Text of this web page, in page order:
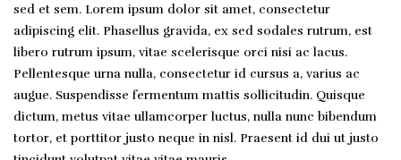
sed et sem. Lorem ipsum dolor sit amet, consectetur
adipiscing elit. Phasellus gravida, ex sed sodales rutrum, est
libero rutrum ipsum, vitae scelerisque orci nisi ac lacus.
Pellentesque urna nulla, consectetur id cursus a, varius ac
augue. Suspendisse fermentum mattis sollicitudin. Quisque
dictum, metus vitae ullamcorper luctus, nulla nunc bibendum
tortor, et porttitor justo neque in nisl. Praesent id dui ut justo